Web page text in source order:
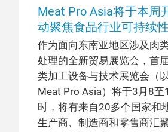
Meat Pro Asia将于本周
动聚焦食品行业可持续
作为面向东南亚地区涉及肉
处理的全新贸易展览会，首
类加工设备与技术展览会（
Meat Pro Asia）将于3月8至
时，将有来自20多个国家和
生产商、制造商和零售商汇